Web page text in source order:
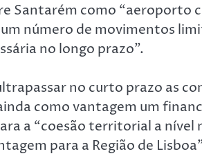
Santarém como “aeroporto
número de movimentos
no longo prazo”.
no curto prazo as
como vantagem um
a “coesão territorial a nível
para a Região de